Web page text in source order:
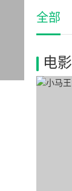
全部
电影